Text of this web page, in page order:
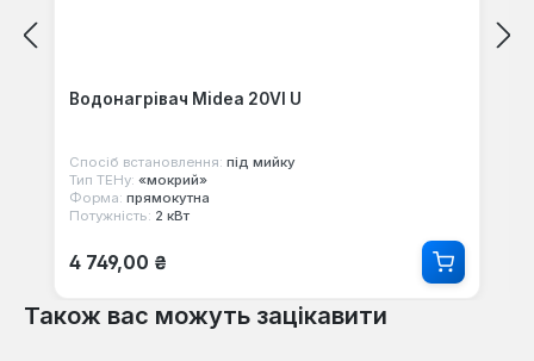
Водонагрівач Midea 20VI U
Спосіб встановлення: під мийку
Тип ТЕНу: «мокрий»
Форма: прямокутна
Потужність: 2 кВт
Звичайна ціна:
4 749,00 ₴
Також вас можуть зацікавити